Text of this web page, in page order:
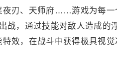
夜刃、天师府……游戏为每一
战，通过技能对敌人造成的
效，在战斗中获得极具视